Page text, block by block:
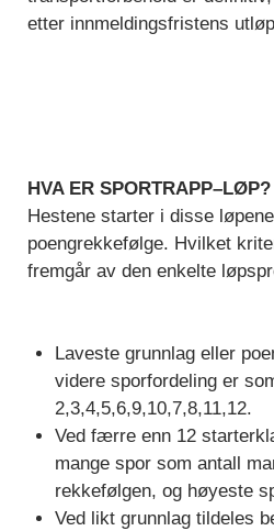
etter innmeldingsfristens utløp
HVA ER SPORTRAPP–LØP?
Hestene starter i disse
poengrekkefølge. Hvilket
fremgår av den enkelte
Laveste grunnlag eller
videre sporfordeling er
2,3,4,5,6,9,10,7,8,11,12.
Ved færre enn 12
mange spor som antall
rekkefølgen, og høyeste
Ved likt grunnlag tildeles